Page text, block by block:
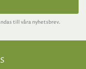
till våra nyhetsbrev.